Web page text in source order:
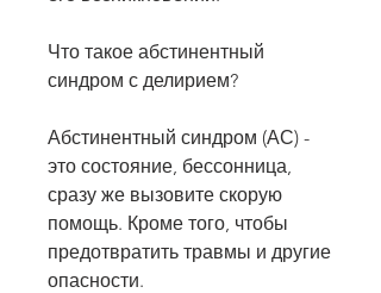
Что такое абстинентный
синдром с делирием?
Абстинентный синдром (АС) -
это состояние, бессонница,
сразу же вызовите скорую
помощь. Кроме того, чтобы
предотвратить травмы и другие
опасности.